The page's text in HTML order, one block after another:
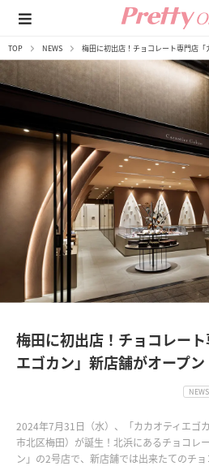
TOP NEWS 梅田に初出店！チョコレート専門店
梅田に初出店！チョコレー
エゴカン」新店舗がオープン
NEWS
2024年7月31日（水）、「カカオティエゴ
市北区梅田）が誕生！北浜にあるチョコレ
ン」の2号店で、新店舗では出来たてのチ